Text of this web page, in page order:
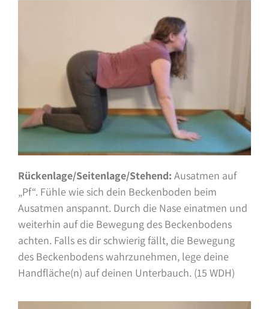
Rückenlage/Seitenlage/Stehend: Ausatmen auf
„Pf“. Fühle wie sich dein Beckenboden beim
Ausatmen anspannt. Durch die Nase einatmen und
weiterhin auf die Bewegung des Beckenbodens
achten. Falls es dir schwierig fällt, die Bewegung
des Beckenbodens wahrzunehmen, lege deine
Handfläche(n) auf deinen Unterbauch. (15 WDH)